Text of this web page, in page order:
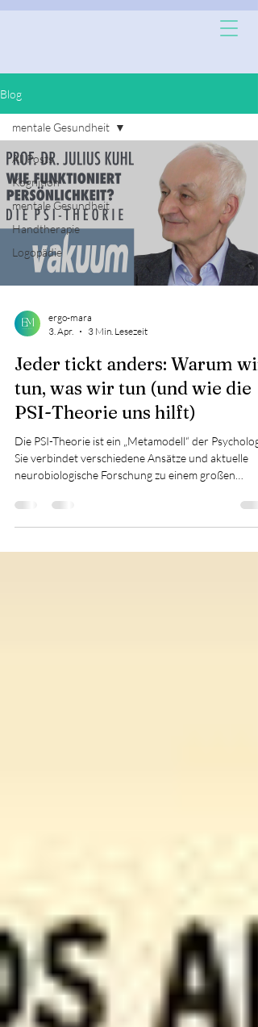
Blog
All Posts
Kognition
mentale Gesundheit
Handtherapie
Logopädie
mentale Gesundheit
ergo-mara
3. Apr.
3 Min. Lesezeit
Jeder tickt anders: Warum wir
tun, was wir tun (und wie die
PSI-Theorie uns hilft)
Die PSI-Theorie ist ein „Metamodell“ der
Sie verbindet verschiedene Ansätze und aktuelle
neurobiologische Forschung zu einem großen
Persönlichkeit, unsere Gefühle und unsere
Selbststeuerung zusammenwirken, um unser